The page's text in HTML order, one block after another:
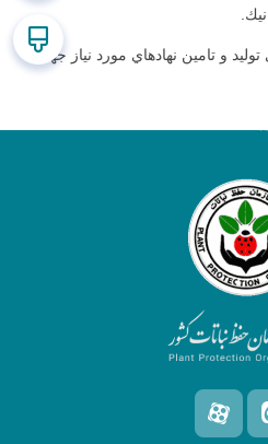
و تامين نهادهاي مورد نياز جهت